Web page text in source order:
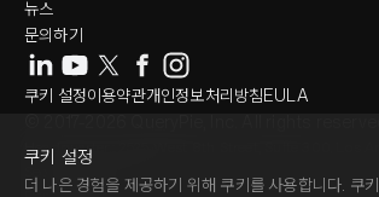
뉴스
문의하기
쿠키 설정이용약관개인정보처리방침EULA
© 2017-2026 QueryPie, Inc. All rights
Headquarter : 2525 West 8th Street, Suite 300, Los
Seoul Magok Office : 7F, 26, Magokjungang 1-ro,
쿠키 설정
더 나은 경험을 제공하기 위해 쿠키를 사용합니다. 쿠